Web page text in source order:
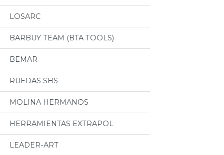
LOSARC
BARBUY TEAM (BTA TOOLS)
BEMAR
RUEDAS SHS
MOLINA HERMANOS
HERRAMIENTAS EXTRAPOL
LEADER-ART